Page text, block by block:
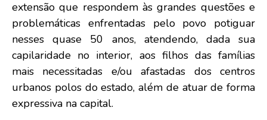
extensão que respondem às grandes questões e
problemáticas enfrentadas pelo povo potiguar
nesses quase 50 anos, atendendo, dada sua
capilaridade no interior, aos filhos das famílias
mais necessitadas e/ou afastadas dos centros
urbanos polos do estado, além de atuar de forma
expressiva na capital.